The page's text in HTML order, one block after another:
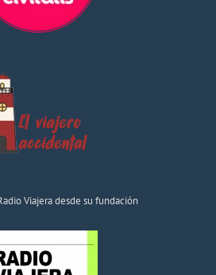
Viajera desde su fundación